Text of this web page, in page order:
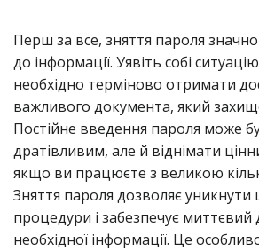
Перш за все, зняття пароля
до інформації. Уявіть собі
необхідно терміново отримати
важливого документа, який
Постійне введення пароля може
дратівливим, але й віднімати
якщо ви працюєте з великою
Зняття пароля дозволяє уникнути
процедури і забезпечує миттєвий
необхідної інформації. Це